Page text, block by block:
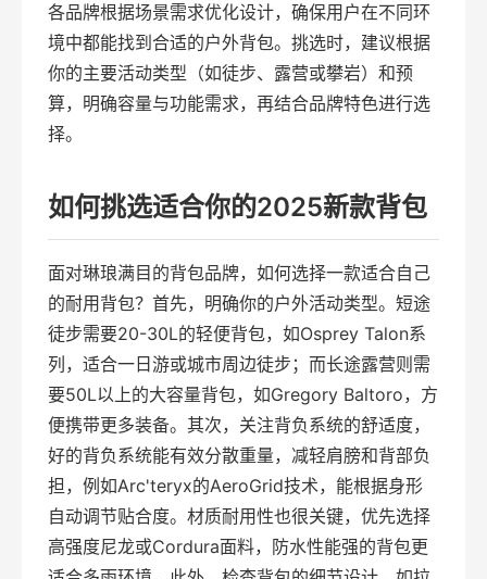
各品牌根据场景需求优化设计，确保用户在不同环
境中都能找到合适的户外背包。挑选时，建议根据
你的主要活动类型（如徒步、露营或攀岩）和预
算，明确容量与功能需求，再结合品牌特色进行选
择。
如何挑选适合你的2025新款背包
面对琳琅满目的背包品牌，如何选择一款适合自己
的耐用背包？首先，明确你的户外活动类型。短途
徒步需要20-30L的轻便背包，如Osprey Talon系
列，适合一日游或城市周边徒步；而长途露营则需
要50L以上的大容量背包，如Gregory Baltoro，方
便携带更多装备。其次，关注背负系统的舒适度，
好的背负系统能有效分散重量，减轻肩膀和背部负
担，例如Arc'teryx的AeroGrid技术，能根据身形
自动调节贴合度。材质耐用性也很关键，优先选择
高强度尼龙或Cordura面料，防水性能强的背包更